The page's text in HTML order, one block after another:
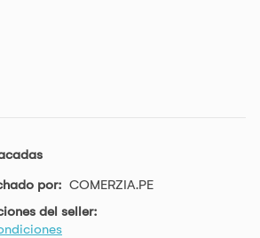
por: COMERZIA.PE
del seller: